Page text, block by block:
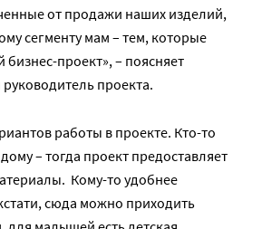
от продажи наших изделий,
сегменту мам – тем, которые
бизнес-проект», – поясняет
проекта.
работы в проекте. Кто-то
– тогда проект предоставляет
Кому-то удобнее
сюда можно приходить